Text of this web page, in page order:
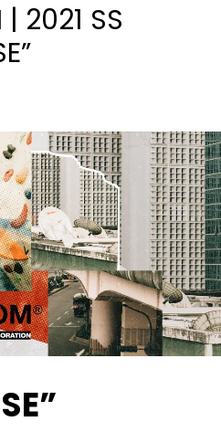
2021 SS